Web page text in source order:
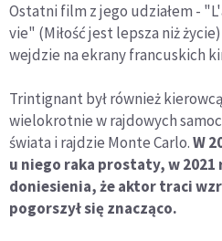
Ostatni film z jego udziałem -
vie" (Miłość jest lepsza niż
wejdzie na ekrany francuskich
Trintignant był również
wielokrotnie w rajdowych
świata i rajdzie Monte Carlo.W
u niego raka prostaty, w 2021
doniesienia, że aktor traci
pogorszył się znacząco.